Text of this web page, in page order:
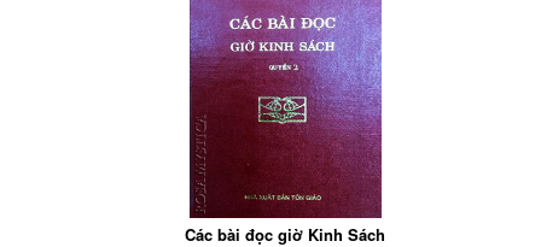
Các bài đọc giờ Kinh Sách